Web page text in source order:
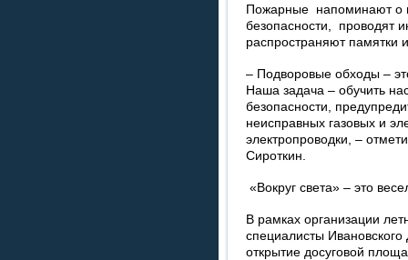
Пожарные напоминают о
безопасности, проводят
распространяют памятки
– Подворовые обходы –
Наша задача – обучить
безопасности,
неисправных газовых и
электропроводки, –
Сироткин.
«Вокруг света» – это
В рамках организации
специалисты
открытие досуговой